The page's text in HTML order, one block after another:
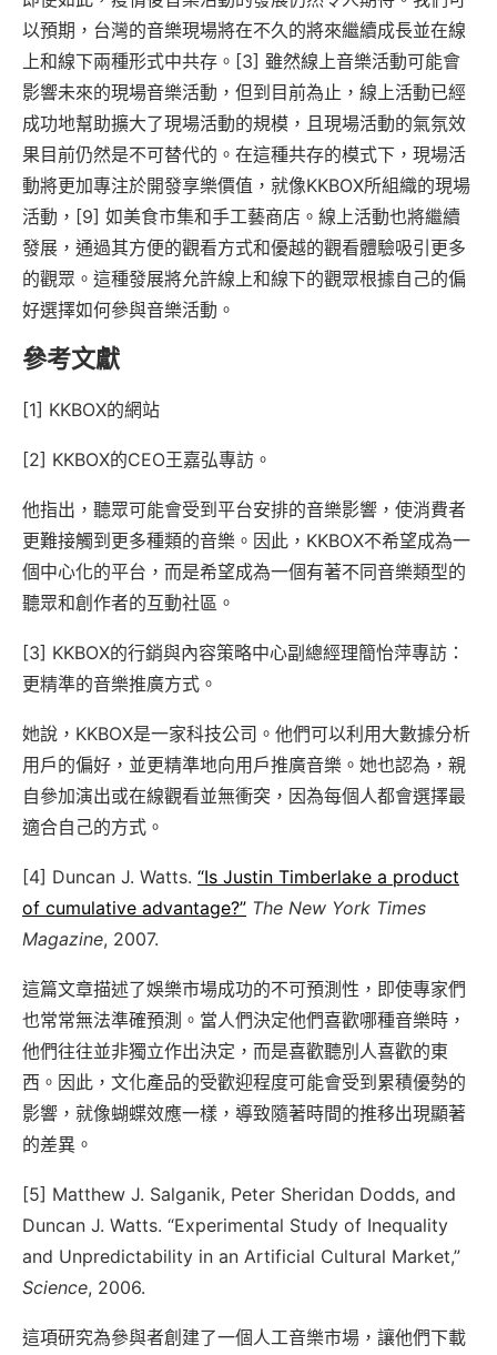
以預期，台灣的音樂現場將在不久的將來繼續成長並在線
上和線下兩種形式中共存。[3] 雖然線上音樂活動可能會
影響未來的現場音樂活動，但到目前為止，線上活動已經
成功地幫助擴大了現場活動的規模，且現場活動的氣氛效
果目前仍然是不可替代的。在這種共存的模式下，現場活
動將更加專注於開發享樂價值，就像KKBOX所組織的現場
活動，[9] 如美食市集和手工藝商店。線上活動也將繼續
發展，通過其方便的觀看方式和優越的觀看體驗吸引更多
的觀眾。這種發展將允許線上和線下的觀眾根據自己的偏
好選擇如何參與音樂活動。
參考文獻
[1] KKBOX的網站
[2] KKBOX的CEO王嘉弘專訪。
他指出，聽眾可能會受到平台安排的音樂影響，使消費者
更難接觸到更多種類的音樂。因此，KKBOX不希望成為一
個中心化的平台，而是希望成為一個有著不同音樂類型的
聽眾和創作者的互動社區。
[3] KKBOX的行銷與內容策略中心副總經理簡怡萍專訪：
更精準的音樂推廣方式。
她說，KKBOX是一家科技公司。他們可以利用大數據分析
用戶的偏好，並更精準地向用戶推廣音樂。她也認為，親
自參加演出或在線觀看並無衝突，因為每個人都會選擇最
適合自己的方式。
[4] Duncan J. Watts. “Is Justin Timberlake a product
of cumulative advantage?” The New York Times
Magazine, 2007.
這篇文章描述了娛樂市場成功的不可預測性，即使專家們
也常常無法準確預測。當人們決定他們喜歡哪種音樂時，
他們往往並非獨立作出決定，而是喜歡聽別人喜歡的東
西。因此，文化產品的受歡迎程度可能會受到累積優勢的
影響，就像蝴蝶效應一樣，導致隨著時間的推移出現顯著
的差異。
[5] Matthew J. Salganik, Peter Sheridan Dodds, and
Duncan J. Watts. “Experimental Study of Inequality
and Unpredictability in an Artificial Cultural Market,”
Science, 2006.
這項研究為參與者創建了一個人工音樂市場，讓他們下載